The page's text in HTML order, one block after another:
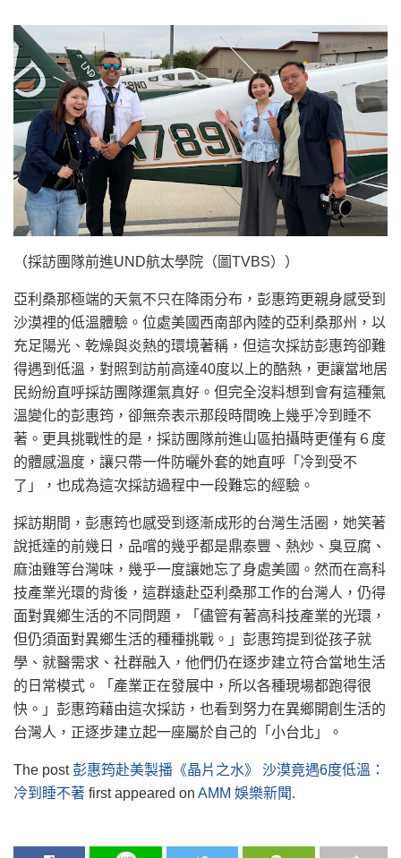
（採訪團隊前進UND航太學院（圖TVBS））
亞利桑那極端的天氣不只在降雨分布，彭惠筠更親身感受到
沙漠裡的低溫體驗。位處美國西南部內陸的亞利桑那州，以
充足陽光、乾燥與炎熱的環境著稱，但這次採訪彭惠筠卻難
得遇到低溫，對照到訪前高達40度以上的酷熱，更讓當地居
民紛紛直呼採訪團隊運氣真好。但完全沒料想到會有這種氣
溫變化的彭惠筠，卻無奈表示那段時間晚上幾乎冷到睡不
著。更具挑戰性的是，採訪團隊前進山區拍攝時更僅有６度
的體感溫度，讓只帶一件防曬外套的她直呼「冷到受不
了」，也成為這次採訪過程中一段難忘的經驗。
採訪期間，彭惠筠也感受到逐漸成形的台灣生活圈，她笑著
說抵達的前幾日，品嚐的幾乎都是鼎泰豐、熱炒、臭豆腐、
麻油雞等台灣味，幾乎一度讓她忘了身處美國。然而在高科
技產業光環的背後，這群遠赴亞利桑那工作的台灣人，仍得
面對異鄉生活的不同問題，「儘管有著高科技產業的光環，
但仍須面對異鄉生活的種種挑戰。」彭惠筠提到從孩子就
學、就醫需求、社群融入，他們仍在逐步建立符合當地生活
的日常模式。「產業正在發展中，所以各種現場都跑得很
快。」彭惠筠藉由這次採訪，也看到努力在異鄉開創生活的
台灣人，正逐步建立起一座屬於自己的「小台北」。
The post彭惠筠赴美製播《晶片之水》 沙漠竟遇6度低溫：
冷到睡不著 first appeared on AMM 娛樂新聞.